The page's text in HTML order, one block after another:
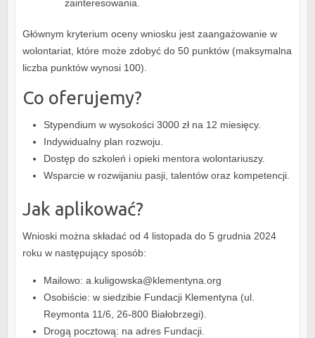
zainteresowania.
Głównym kryterium oceny wniosku jest zaangażowanie w
wolontariat, które może zdobyć do 50 punktów (maksymalna
liczba punktów wynosi 100).
Co oferujemy?
Stypendium w wysokości 3000 zł na 12 miesięcy.
Indywidualny plan rozwoju.
Dostęp do szkoleń i opieki mentora wolontariuszy.
Wsparcie w rozwijaniu pasji, talentów oraz kompetencji.
Jak aplikować?
Wnioski można składać od 4 listopada do 5 grudnia 2024
roku w następujący sposób:
Mailowo: a.kuligowska@klementyna.org
Osobiście: w siedzibie Fundacji Klementyna (ul.
Reymonta 11/6, 26-800 Białobrzegi).
Drogą pocztową: na adres Fundacji.